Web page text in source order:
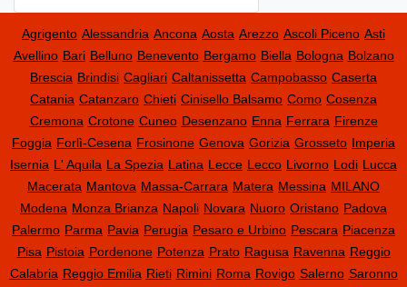
Agrigento Alessandria Ancona Aosta Arezzo Ascoli Piceno Asti
Avellino Bari Belluno Benevento Bergamo Biella Bologna Bolzano
Brescia Brindisi Cagliari Caltanissetta Campobasso Caserta
Catania Catanzaro Chieti Cinisello Balsamo Como Cosenza
Cremona Crotone Cuneo Desenzano Enna Ferrara Firenze
Foggia Forlì-Cesena Frosinone Genova Gorizia Grosseto Imperia
Isernia L' Aquila La Spezia Latina Lecce Lecco Livorno Lodi Lucca
Macerata Mantova Massa-Carrara Matera Messina MILANO
Modena Monza Brianza Napoli Novara Nuoro Oristano Padova
Palermo Parma Pavia Perugia Pesaro e Urbino Pescara Piacenza
Pisa Pistoia Pordenone Potenza Prato Ragusa Ravenna Reggio
Calabria Reggio Emilia Rieti Rimini Roma Rovigo Salerno Saronno